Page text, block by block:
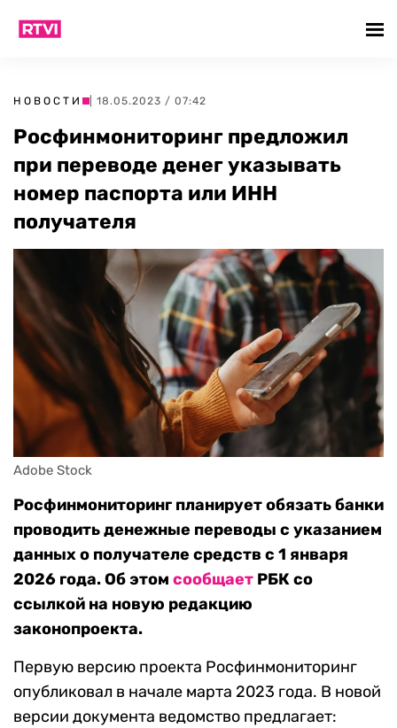
НОВОСТИ | 18.05.2023 / 07:42
Росфинмониторинг предложил
при переводе денег указывать
номер паспорта или ИНН
получателя
Adobe Stock
Росфинмониторинг планирует обязать банки
проводить денежные переводы с указанием
данных о получателе средств с 1 января
2026 года. Об этом сообщает РБК со
ссылкой на новую редакцию
законопроекта.
Первую версию проекта Росфинмониторинг
опубликовал в начале марта 2023 года. В новой
версии документа ведомство предлагает: